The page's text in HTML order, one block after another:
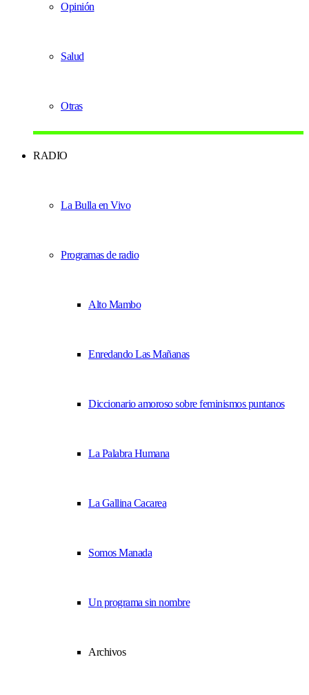
Opinión
Salud
Otras
RADIO
La Bulla en Vivo
Programas de radio
Alto Mambo
Enredando Las Mañanas
Diccionario amoroso sobre feminismos puntanos
La Palabra Humana
La Gallina Cacarea
Somos Manada
Un programa sin nombre
Archivos